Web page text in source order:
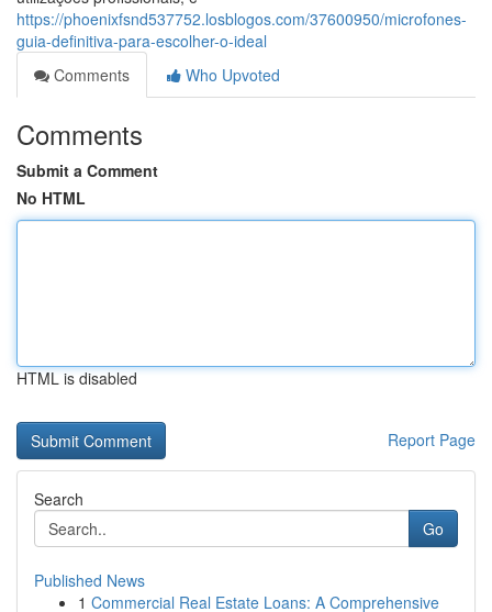
https://phoenixfsnd537752.losblogos.com/37600950/microfones-
guia-definitiva-para-escolher-o-ideal
Comments
Who Upvoted
Comments
Submit a Comment
No HTML
HTML is disabled
Report Page
Search
Go
Published News
1 Commercial Real Estate Loans: A Comprehensive